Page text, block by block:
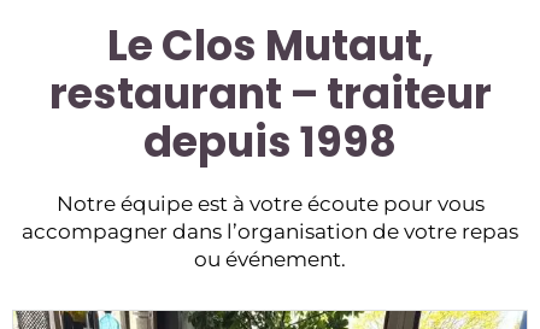
Le Clos Mutaut,
restaurant – traiteur
depuis 1998
Notre équipe est à votre écoute pour vous
accompagner dans l’organisation de votre repas
ou événement.